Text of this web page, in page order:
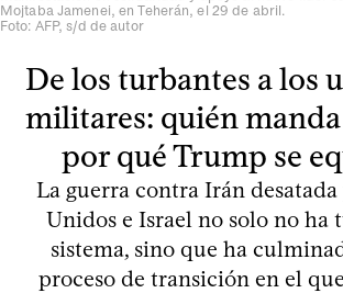
Mojtaba Jamenei, en Teherán, el 29 de abril.
Foto: AFP, s/d de autor
De los turbantes a los
militares: quién
por qué Trump se
La guerra contra Irán desatada
Unidos e Israel no solo no ha
sistema, sino que ha
proceso de transición en el